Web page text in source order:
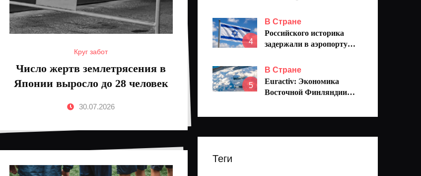
Круг забот
Число жертв землетрясения в
Японии выросло до 28 человек
30.07.2026
4
В Стране
Российского историка
задержали в аэропорту
ШАБАК держат его в
секретной тюрьме уже
четвертые сутки
5
В Стране
Euractiv: Экономика
Восточной Финляндии
Теги